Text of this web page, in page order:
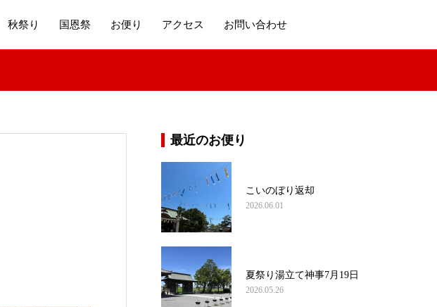
秋祭り 国恩祭 お便り アクセス お問い合わせ
最近のお便り
こいのぼり返却
2026.06.01
夏祭り湯立て神事7月19日
2026.05.26